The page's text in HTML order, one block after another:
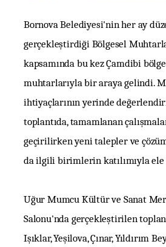
Bornova Belediyesi'nin her ay
gerçekleştirdiği Bölgesel
kapsamında bu kez Çamdibi
muhtarlarıyla bir araya gelindi.
ihtiyaçlarının yerinde
toplantıda, tamamlanan
geçirilirken yeni talepler ve
da ilgili birimlerin katılımıyla ele
Uğur Mumcu Kültür ve Sanat
Salonu'nda gerçekleştirilen
Işıklar, Yeşilova, Çınar, Yıldırım